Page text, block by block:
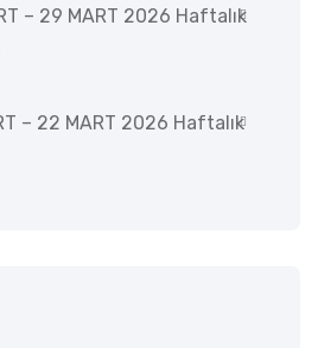
– 29 MART 2026 Haftalık
– 22 MART 2026 Haftalık